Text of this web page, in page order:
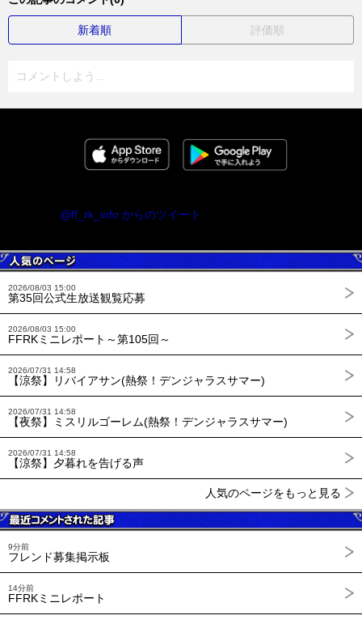
新着順 評価順
コメントしよう...
@ff_rk_info からのツイート
2026/08/03 15:00
第35回公式生放送観覧応募
2026/08/03 15:00
FFRKミニレポート～第105回～
2026/07/31 14:58
【涼祭】リバイアサン(熱祭！デンジャラスサマー)
2026/07/31 14:58
【夜祭】ミスリルゴーレム(熱祭！デンジャラスサマー)
2026/07/31 14:58
【涼祭】夕暮れを告げる声
人気のページをもっと見る
9分前
フレンド募集掲示板
14分前
FFRKミニレポート